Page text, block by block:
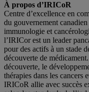
À propos d’IRICoR
Centre d’excellence en
du gouvernement
immunologie et
l’IRICor est un leader
pour des actifs à un stade
découverte de
découverte, le
thérapies dans les cancers
IRICoR allie avec succès